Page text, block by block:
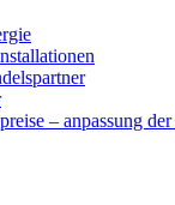
– anpassung